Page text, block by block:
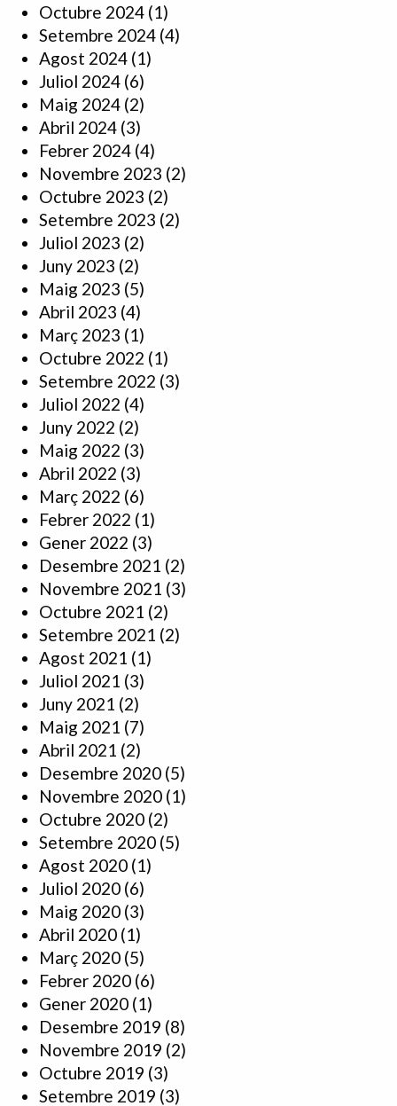
Octubre 2024 (1)
Setembre 2024 (4)
Agost 2024 (1)
Juliol 2024 (6)
Maig 2024 (2)
Abril 2024 (3)
Febrer 2024 (4)
Novembre 2023 (2)
Octubre 2023 (2)
Setembre 2023 (2)
Juliol 2023 (2)
Juny 2023 (2)
Maig 2023 (5)
Abril 2023 (4)
Març 2023 (1)
Octubre 2022 (1)
Setembre 2022 (3)
Juliol 2022 (4)
Juny 2022 (2)
Maig 2022 (3)
Abril 2022 (3)
Març 2022 (6)
Febrer 2022 (1)
Gener 2022 (3)
Desembre 2021 (2)
Novembre 2021 (3)
Octubre 2021 (2)
Setembre 2021 (2)
Agost 2021 (1)
Juliol 2021 (3)
Juny 2021 (2)
Maig 2021 (7)
Abril 2021 (2)
Desembre 2020 (5)
Novembre 2020 (1)
Octubre 2020 (2)
Setembre 2020 (5)
Agost 2020 (1)
Juliol 2020 (6)
Maig 2020 (3)
Abril 2020 (1)
Març 2020 (5)
Febrer 2020 (6)
Gener 2020 (1)
Desembre 2019 (8)
Novembre 2019 (2)
Octubre 2019 (3)
Setembre 2019 (3)